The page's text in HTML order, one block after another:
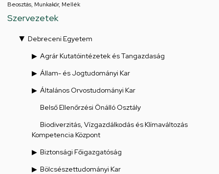
Beosztás, Munkakör, Mellék
Szervezetek
Debreceni Egyetem
Agrár Kutatóintézetek és Tangazdaság
Állam- és Jogtudományi Kar
Általános Orvostudományi Kar
Belső Ellenőrzési Önálló Osztály
Biodiverzitás, Vízgazdálkodás és Klímaváltozás
Kompetencia Központ
Biztonsági Főigazgatóság
Bölcsészettudományi Kar